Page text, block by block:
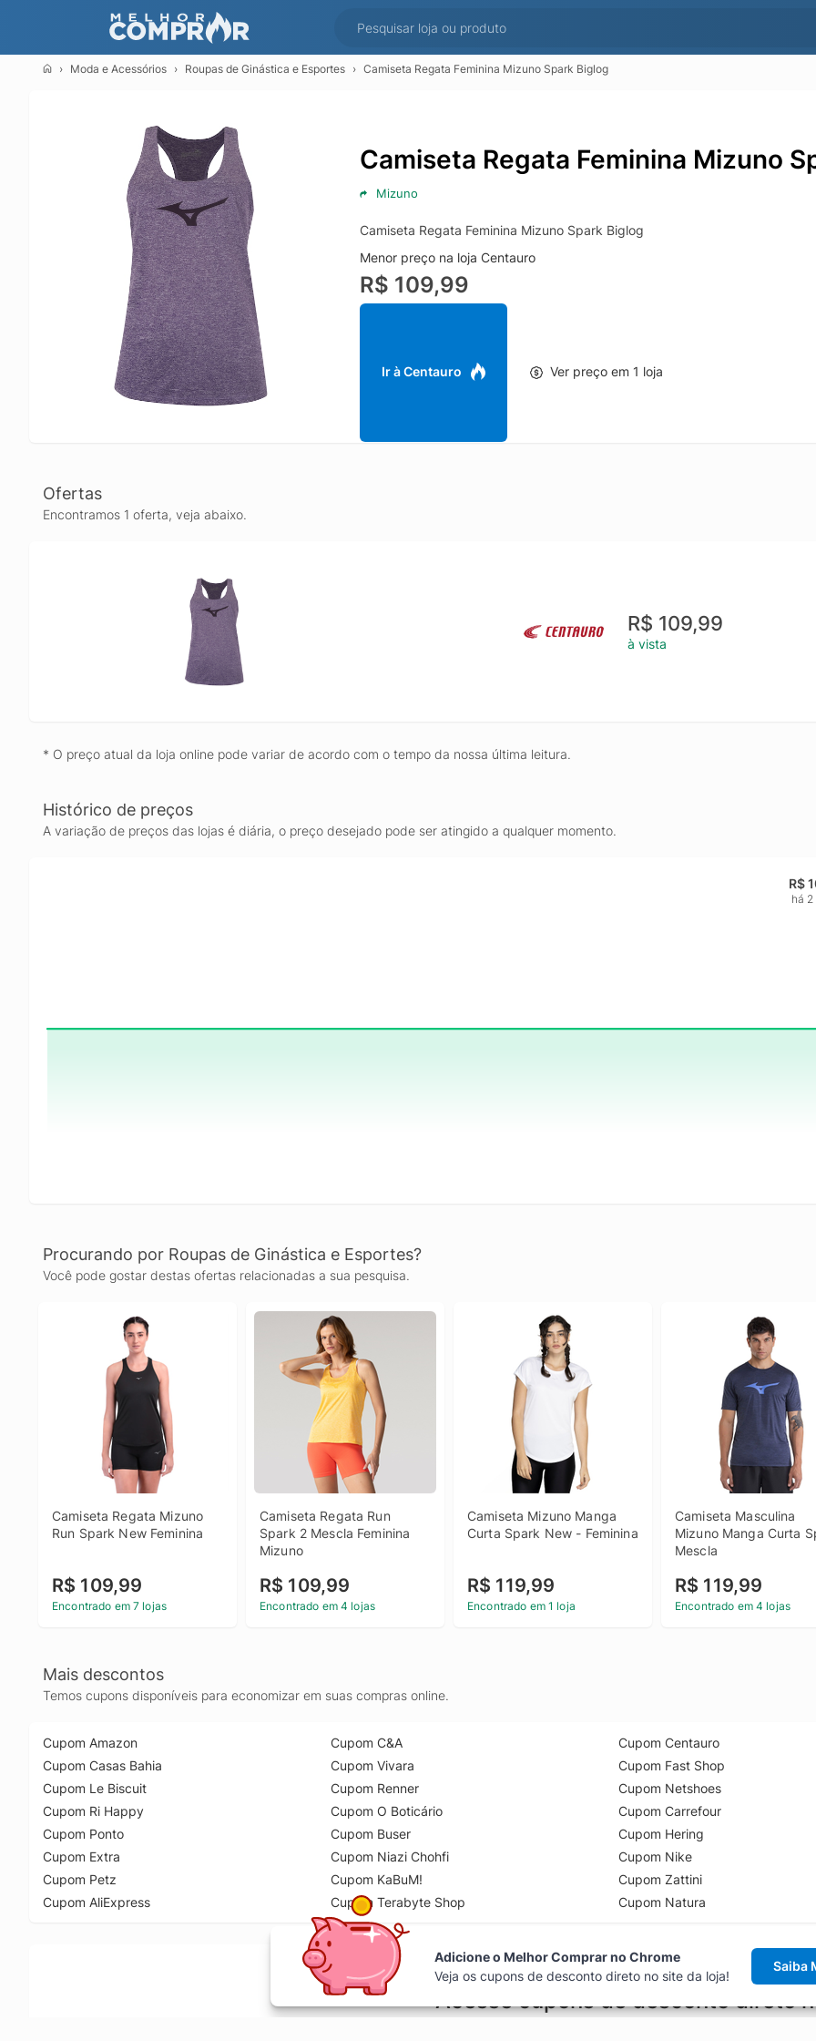
Moda e Acessórios Roupas de Ginástica e Esportes Camiseta Regata Feminina Mizuno Spark Biglog
Camiseta Regata Feminina Mizuno
Mizuno
Camiseta Regata Feminina Mizuno Spark Biglog
Menor preço na loja Centauro
R$ 109,99
Ir à Centauro Ver preço em 1 loja
Ofertas
Encontramos 1 oferta, veja abaixo.
R$ 109,99
à vista
* O preço atual da loja online pode variar de acordo com o tempo da nossa última leitura.
Histórico de preços
A variação de preços das lojas é diária, o preço desejado pode ser atingido a qualquer momento.
R$
há 2
Procurando por Roupas de Ginástica e Esportes?
Você pode gostar destas ofertas relacionadas a sua pesquisa.
Camiseta Regata Mizuno
Run Spark New Feminina
R$ 109,99
Encontrado em 7 lojas
Camiseta Regata Run
Spark 2 Mescla Feminina
Mizuno
R$ 109,99
Encontrado em 4 lojas
Camiseta Mizuno Manga
Curta Spark New - Feminina
R$ 119,99
Encontrado em 1 loja
Camiseta Masculina
Mizuno Manga Curta
Mescla
R$ 119,99
Encontrado em 4 lojas
Mais descontos
Temos cupons disponíveis para economizar em suas compras online.
Cupom Amazon
Cupom Casas Bahia
Cupom Le Biscuit
Cupom Ri Happy
Cupom Ponto
Cupom Extra
Cupom Petz
Cupom AliExpress
Cupom C&A
Cupom Vivara
Cupom Renner
Cupom O Boticário
Cupom Buser
Cupom Niazi Chohfi
Cupom KaBuM!
Cupom Terabyte Shop
Cupom Centauro
Cupom Fast Shop
Cupom Netshoes
Cupom Carrefour
Cupom Hering
Cupom Nike
Cupom Zattini
Cupom Natura
Acesse cupons de desconto direto
Adicione o Melhor Comprar no Chrome
Veja os cupons de desconto direto no site da loja!
Saiba